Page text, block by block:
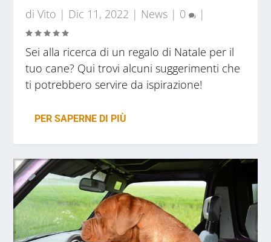
diVito | Dic 11, 2022 | News | 0 |
Sei alla ricerca di un regalo di Natale per il
tuo cane? Qui trovi alcuni suggerimenti che
ti potrebbero servire da ispirazione!
PER SAPERNE DI PIÙ